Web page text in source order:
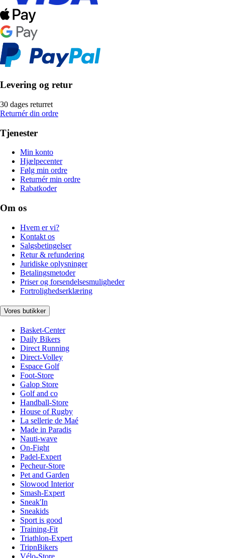
Levering og retur
30 dages returret
Returnér din ordre
Tjenester
Min konto
Hjælpecenter
Følg min ordre
Returnér min ordre
Rabatkoder
Om os
Hvem er vi?
Kontakt os
Salgsbetingelser
Retur & refundering
Juridiske oplysninger
Betalingsmetoder
Priser og forsendelsesmuligheder
Fortrolighedserklæring
Vores butikker
Basket-Center
Daily Bikers
Direct Running
Direct-Volley
Espace Golf
Foot-Store
Galop Store
Golf and co
Handball-Store
House of Rugby
La sellerie de Maé
Made in Paradis
Nauti-wave
On-Fight
Padel-Expert
Pecheur-Store
Pet and Garden
Slowood Interior
Smash-Expert
Sneak'In
Sneakids
Sport is good
Training-Fit
Triathlon-Expert
TripnBikers
Vélo-Store